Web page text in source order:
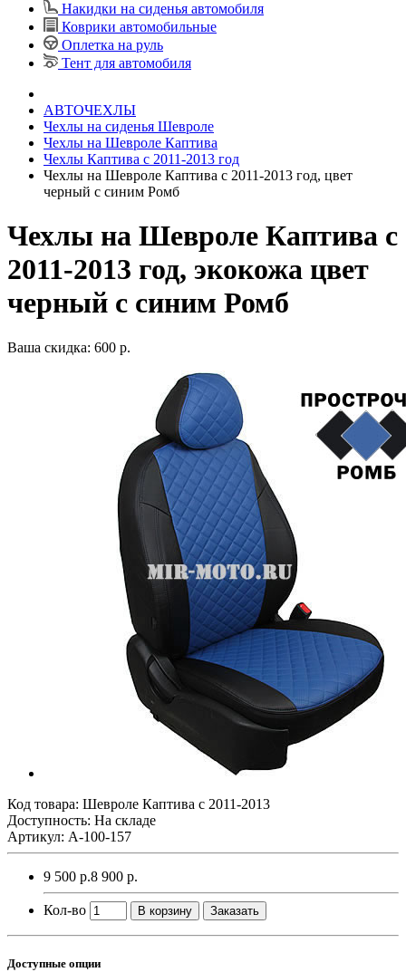
Накидки на сиденья автомобиля
Коврики автомобильные
Оплетка на руль
Тент для автомобиля
АВТОЧЕХЛЫ
Чехлы на сиденья Шевроле
Чехлы на Шевроле Каптива
Чехлы Каптива с 2011-2013 год
Чехлы на Шевроле Каптива с 2011-2013 год, цвет
черный с синим Ромб
Чехлы на Шевроле Каптива с
2011-2013 год, экокожа цвет
черный с синим Ромб
Ваша скидка: 600 р.
Код товара: Шевроле Каптива с 2011-2013
Доступность: На складе
Артикул: A-100-157
9 500 р.8 900 р.
Кол-во В корзину Заказать
Доступные опции